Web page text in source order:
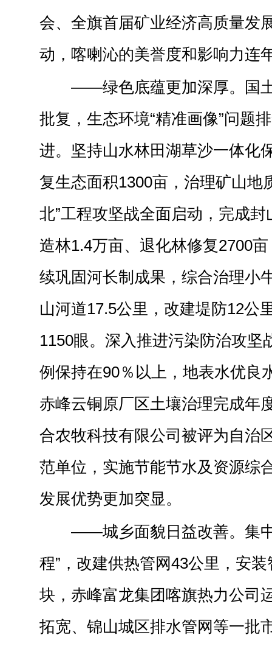
会、全旗首届矿业经济高质量发
动，喀喇沁的美誉度和影响力连
——绿色底蕴更加深厚。国
批复，生态环境“精准画像”问题
进。坚持山水林田湖草沙一体化
复生态面积1300亩，治理矿山地
北”工程攻坚战全面启动，完成
造林1.4万亩、退化林修复2700
续巩固河长制成果，综合治理小
山河道17.5公里，改建堤防12公
1150眼。深入推进污染防治攻坚
例保持在90％以上，地表水优良
赤峰云铜原厂区土壤治理完成年
合农牧科技有限公司被评为自治
范单位，实施节能节水及资源综
发展优势更加突显。
——城乡面貌日益改善。集
程”，改建供热管网43公里，安
块，赤峰富龙集团喀旗热力公司
拓宽、锦山城区排水管网等一批